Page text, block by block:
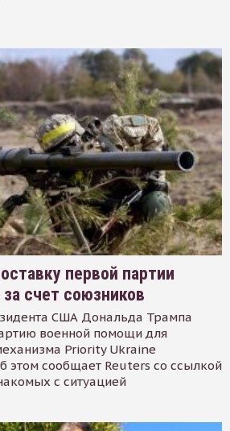
первой партии
счет союзников
США Дональда Трампа
военной помощи для
Priority Ukraine
этом сообщает Reuters со ссылкой
с ситуацией